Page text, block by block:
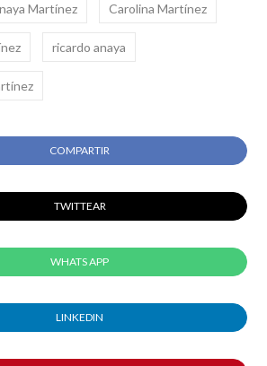
Martínez Carolina Martínez
ricardo anaya
COMPARTIR
TWITTEAR
WHATS APP
LINKEDIN